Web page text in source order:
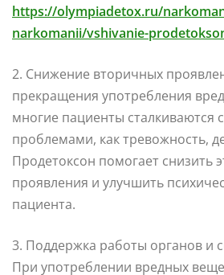
https://olympiadetox.ru/
narkomanii/vshivanie-
2. Снижение вторичных
прекращения употребления
многие пациенты сталкиваются
проблемами, как тревожность,
Продетоксон помогает снизить
проявления и улучшить
пациента.
3. Поддержка работы органов и
При употреблении вредных